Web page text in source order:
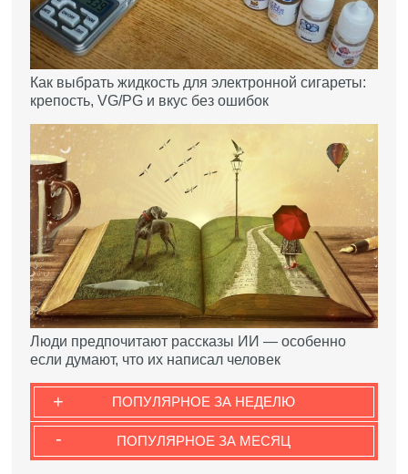
Как выбрать жидкость для электронной сигареты:
крепость, VG/PG и вкус без ошибок
Люди предпочитают рассказы ИИ — особенно
если думают, что их написал человек
ПОПУЛЯРНОЕ ЗА НЕДЕЛЮ
+
ПОПУЛЯРНОЕ ЗА МЕСЯЦ
-